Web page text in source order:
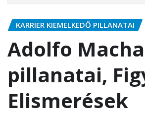
KARRIER KIEMELKEDŐ PILLANATAI
Adolfo
pillanatai,
Elismerések